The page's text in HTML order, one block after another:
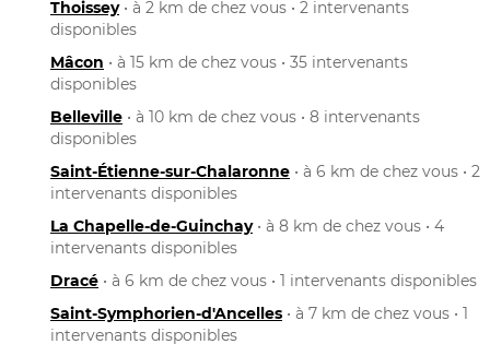
Thoissey• à 2 km de chez vous • 2 intervenants
disponibles
Mâcon • à 15 km de chez vous • 35 intervenants
disponibles
Belleville • à 10 km de chez vous • 8 intervenants
disponibles
Saint-Étienne-sur-Chalaronne • à 6 km de chez vous • 2
intervenants disponibles
La Chapelle-de-Guinchay• à 8 km de chez vous • 4
intervenants disponibles
Dracé • à 6 km de chez vous • 1 intervenants disponibles
Saint-Symphorien-d'Ancelles • à 7 km de chez vous • 1
intervenants disponibles